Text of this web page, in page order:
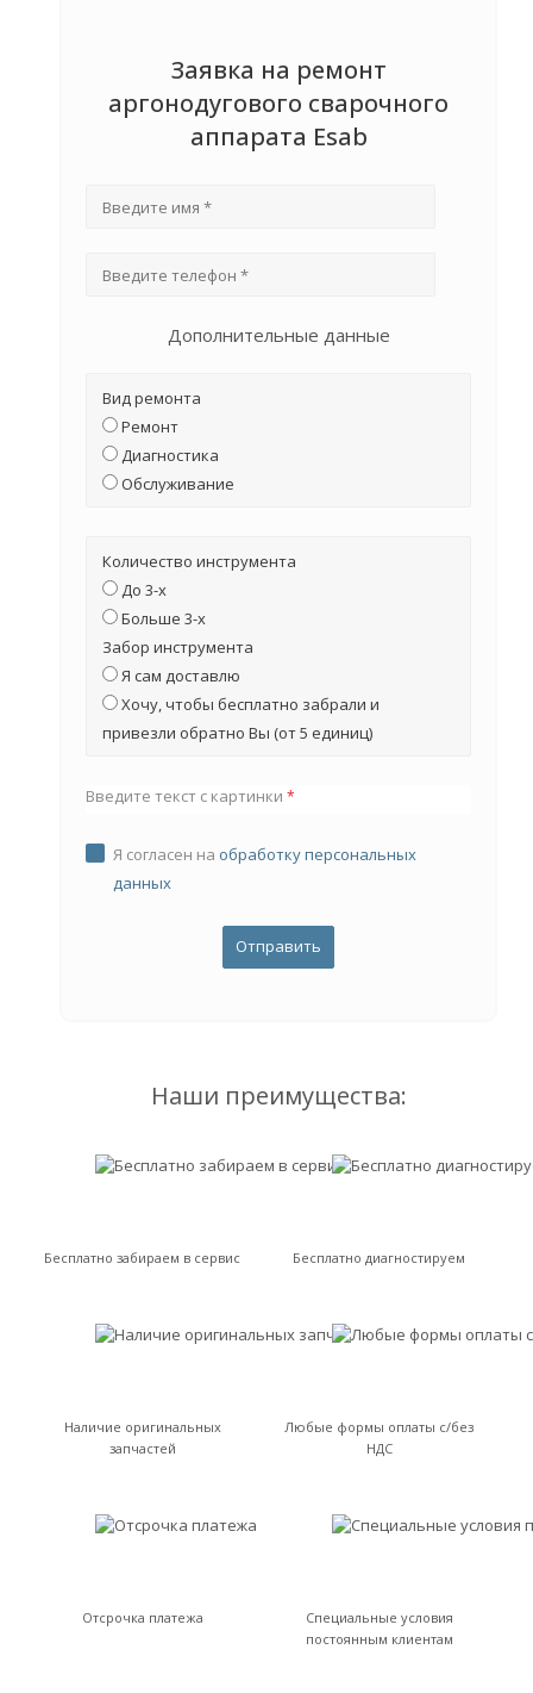
Заявка на ремонт
аргонодугового сварочного
аппарата Esab
Дополнительные данные
Вид ремонта
Ремонт
Диагностика
Обслуживание
Количество инструмента
До 3-х
Больше 3-х
Забор инструмента
Я сам доставлю
Хочу, чтобы бесплатно забрали и
привезли обратно Вы (от 5 единиц)
Введите текст с картинки *
Я согласен на обработку персональных
данных
Наши преимущества:
Бесплатно забираем в сервис Бесплатно диагностируем
Наличие оригинальных
запчастей
Любые формы оплаты с/без
НДС
Отсрочка платежа
Специальные условия
постоянным клиентам